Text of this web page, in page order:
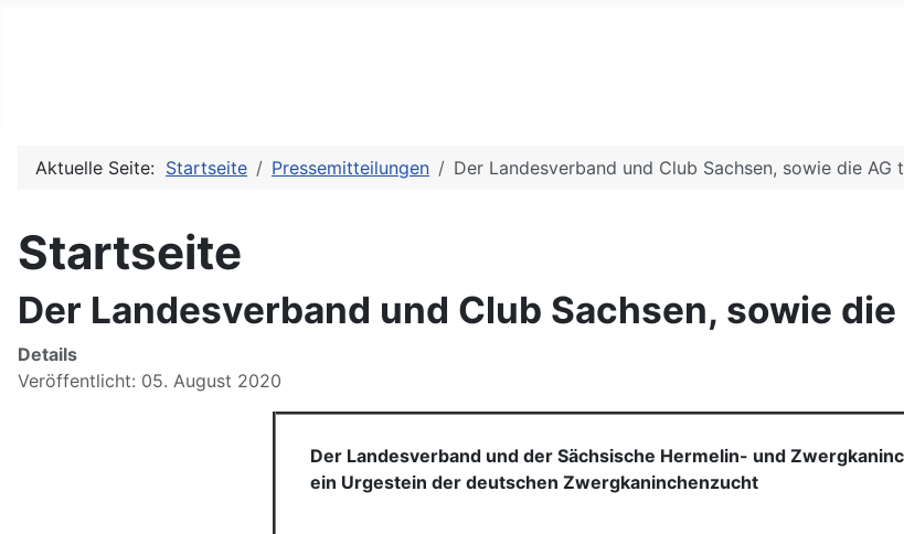
Aktuelle Seite: Startseite Pressemitteilungen Der Landesverband und Club Sachsen, sowie die AG
Startseite
Der Landesverband und Club Sachsen, sowie
Details
Veröffentlicht: 05. August 2020
Der Landesverband und der Sächsische Hermelin- und
ein Urgestein der deutschen Zwergkaninchenzucht